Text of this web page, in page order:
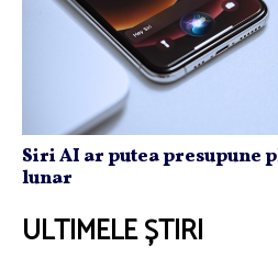
Siri AI ar putea presupune
lunar
ULTIMELE ȘTIRI